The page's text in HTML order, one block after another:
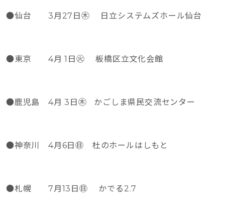
●仙台 3月27日㊍ 日立システムズホール仙台
●東京 4月 1日㊋ 板橋区立文化会館
●鹿児島 4月 3日㊍ かごしま県民交流センター
●神奈川 4月6日㊐ 杜のホールはしもと
●札幌 7月13日㊐ かでる2.7